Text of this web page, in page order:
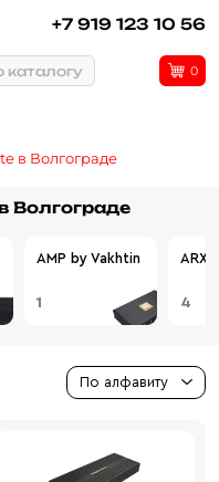
+7 919 123 10 56
каталогу 0
в Волгограде
Волгограде
AMP by Vakhtin
1 4
По алфавиту